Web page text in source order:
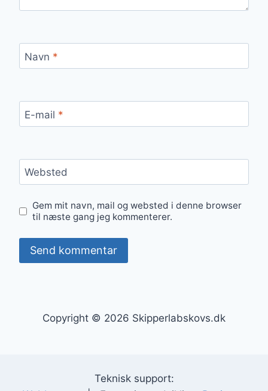
Navn *
E-mail *
Websted
Gem mit navn, mail og websted i denne browser
til næste gang jeg kommenterer.
Copyright © 2026 Skipperlabskovs.dk
Teknisk support: